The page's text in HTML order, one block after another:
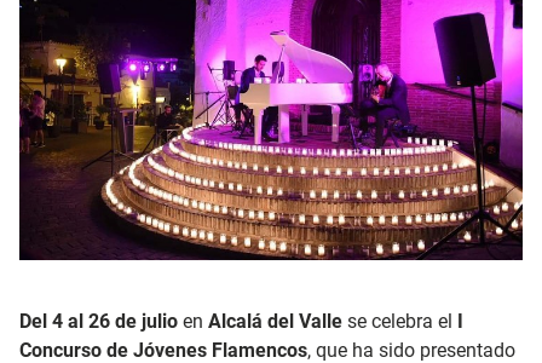
Del 4 al 26 de julio en Alcalá del Valle se celebra el I
Concurso de Jóvenes Flamencos, que ha sido presentado